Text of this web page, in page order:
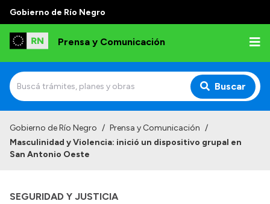
Gobierno de Río Negro
Prensa y Comunicación
Buscar
Institucional
Referentes de prensa
Gobierno de Río Negro / Prensa y Comunicación /
Masculinidad y Violencia: inició un dispositivo grupal en
San Antonio Oeste
SEGURIDAD Y JUSTICIA